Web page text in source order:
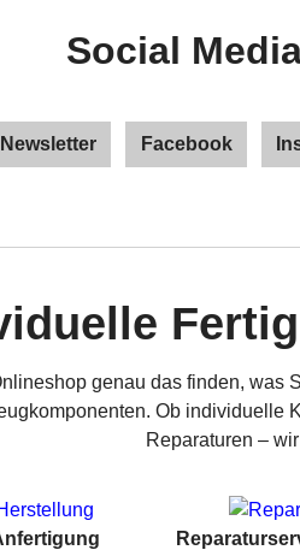
Social
Newsletter Facebook
genau das finden, was
Ob individuelle
Reparaturen –